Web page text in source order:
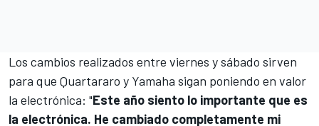
Los cambios realizados entre viernes y sábado sirven
para que Quartararo y Yamaha sigan poniendo en valor
la electrónica: "Este año siento lo importante que es
la electrónica. He cambiado completamente mi